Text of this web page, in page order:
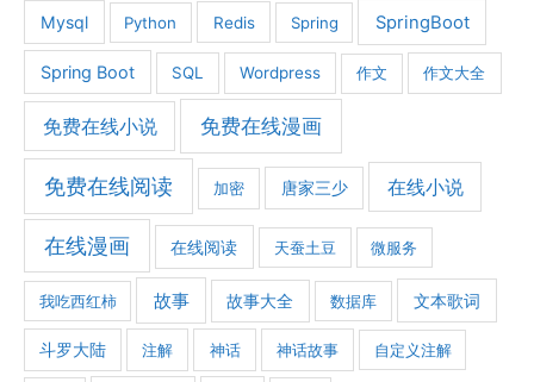
Mysql Python Redis Spring SpringBoot
Spring Boot SQL Wordpress 作文 作文大全
免费在线小说 免费在线漫画
免费在线阅读 加密 唐家三少 在线小说
在线漫画 在线阅读 天蚕土豆 微服务
我吃西红柿 故事 故事大全 数据库 文本歌词
斗罗大陆 注解 神话 神话故事 自定义注解